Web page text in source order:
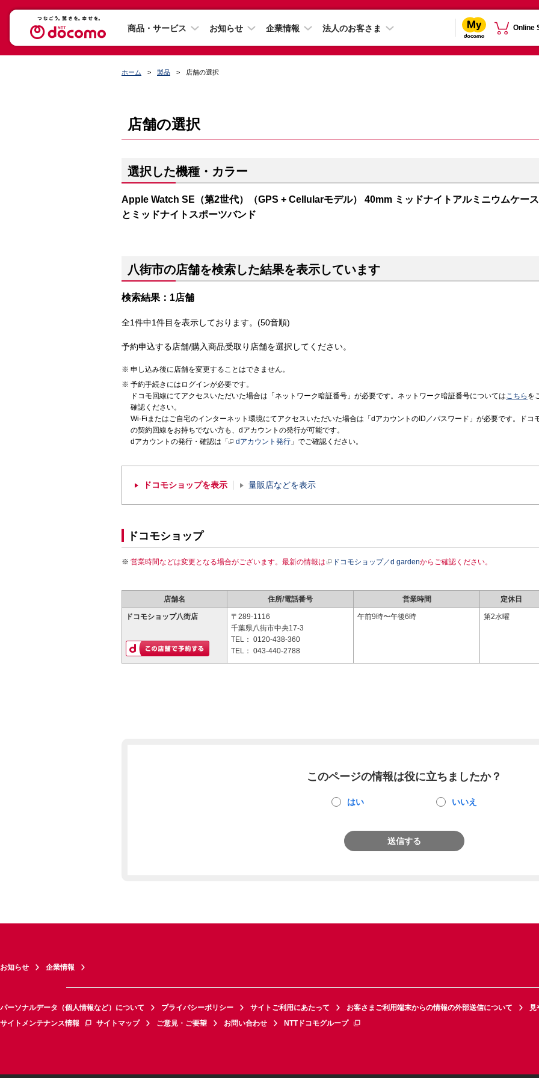
商品・サービス お知らせ 企業情報 法人のお客さま Online
ホーム 製品 店舗の選択
店舗の選択
選択した機種・カラー
Apple Watch SE（第2世代）（GPS + Cellularモデル） 40mm ミッドナイトアルミニウムケース
とミッドナイトスポーツバンド
八街市の店舗を検索した結果を表示しています
検索結果：1店舗
全1件中1件目を表示しております。(50音順)
予約申込する店舗/購入商品受取り店舗を選択してください。
申し込み後に店舗を変更することはできません。
予約手続きにはログインが必要です。
ドコモ回線にてアクセスいただいた場合は「ネットワーク暗証番号」が必要です。ネットワーク暗証番号についてはこちら を
確認ください。
Wi-Fiまたはご自宅のインターネット環境にてアクセスいただいた場合は「dアカウントのID／パスワード」が必要です。ドコ
の契約回線をお持ちでない方も、dアカウントの発行が可能です。
dアカウントの発行・確認は「
dアカウント発行 」でご確認ください。
ドコモショップを表示 量販店などを表示
ドコモショップ
営業時間などは変更となる場合がございます。最新の情報は ドコモショップ／d gardenからご確認ください。
店舗名 住所/電話番号 営業時間 定休日
ドコモショップ八街店
〒289-1116
千葉県八街市中央17-3
TEL： 0120-438-360
TEL： 043-440-2788
午前9時〜午後6時 第2水曜
このページの情報は役に立ちましたか？
はい いいえ
送信する
お知らせ 企業情報
パーソナルデータ（個人情報など）について プライバシーポリシー サイトご利用にあたって お客さまご利用端末からの情報の外部送信について
見
サイトメンテナンス情報
サイトマップ ご意見・ご要望 お問い合わせ NTTドコモグループ